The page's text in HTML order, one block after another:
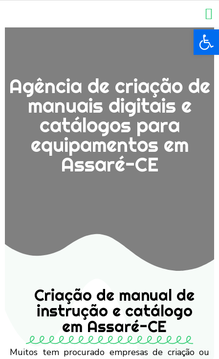
Agência de criação de
manuais digitais e
catálogos para
equipamentos em
Assaré-CE
Criação de manual de
instrução e catálogo
em Assaré-CE
Muitos tem procurado empresas de criação ou